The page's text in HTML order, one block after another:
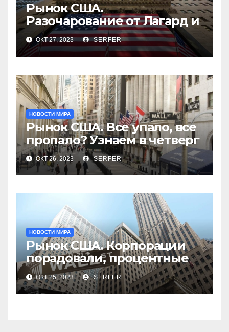
Рынок США.
Разочарование от Лагард и
производителя кукол
Барби
ОКТ 27, 2023 SERFER
НОВОСТИ МИРА
Рынок США. Все упало, все
пропало? Узнаем в четверг
ОКТ 26, 2023 SERFER
НОВОСТИ МИРА
Рынок США. Корпорации
порадовали, процентные
ставки — нет
ОКТ 25, 2023 SERFER